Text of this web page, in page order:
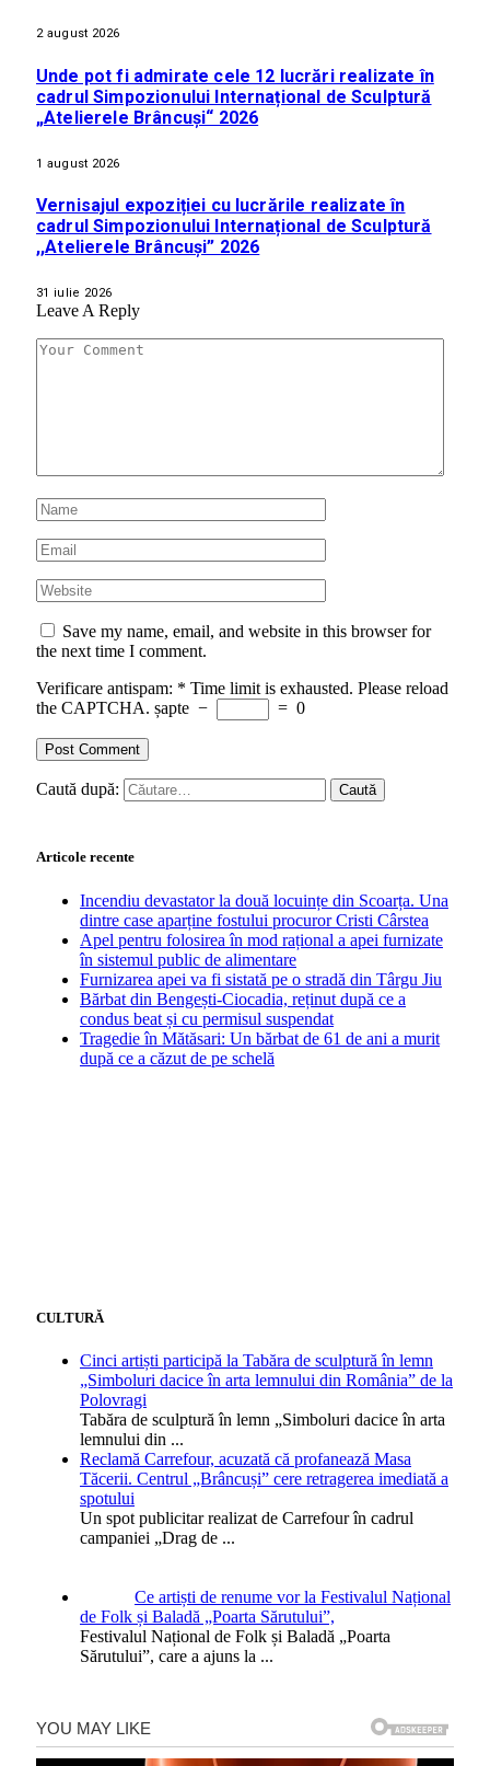
2 august 2026
Unde pot fi admirate cele 12 lucrări realizate în
cadrul Simpozionului Internațional de Sculptură
„Atelierele Brâncuși“ 2026
1 august 2026
Vernisajul expoziției cu lucrările realizate în
cadrul Simpozionului Internațional de Sculptură
,,Atelierele Brâncuși” 2026
31 iulie 2026
Leave A Reply
Save my name, email, and website in this browser for
the next time I comment.
Verificare antispam: * Time limit is exhausted. Please reload
the CAPTCHA. șapte − = 0
Caută după:
Articole recente
Incendiu devastator la două locuințe din Scoarța. Una
dintre case aparține fostului procuror Cristi Cârstea
Apel pentru folosirea în mod rațional a apei furnizate
în sistemul public de alimentare
Furnizarea apei va fi sistată pe o stradă din Târgu Jiu
Bărbat din Bengești-Ciocadia, reținut după ce a
condus beat și cu permisul suspendat
Tragedie în Mătăsari: Un bărbat de 61 de ani a murit
după ce a căzut de pe schelă
CULTURĂ
Cinci artiști participă la Tabăra de sculptură în lemn
„Simboluri dacice în arta lemnului din România” de la
Polovragi
Tabăra de sculptură în lemn „Simboluri dacice în arta
lemnului din ...
Reclamă Carrefour, acuzată că profanează Masa
Tăcerii. Centrul „Brâncuși” cere retragerea imediată a
spotului
Un spot publicitar realizat de Carrefour în cadrul
campaniei „Drag de ...
Ce artiști de renume vor la Festivalul Național
de Folk și Baladă „Poarta Sărutului”,
Festivalul Național de Folk și Baladă „Poarta
Sărutului”, care a ajuns la ...